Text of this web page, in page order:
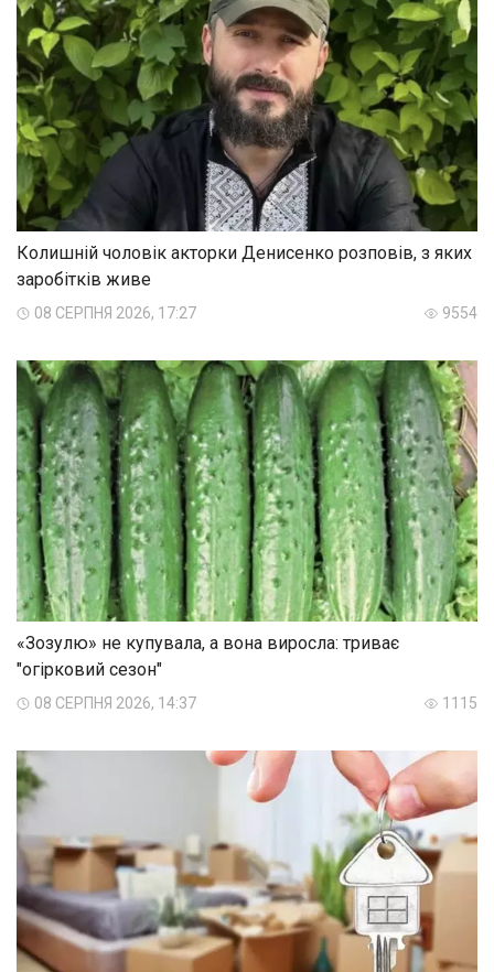
Колишній чоловік акторки Денисенко розповів, з яких
заробітків живе
08 СЕРПНЯ 2026, 17:27 9554
«Зозулю» не купувала, а вона виросла: триває
"огірковий сезон"
08 СЕРПНЯ 2026, 14:37 1115